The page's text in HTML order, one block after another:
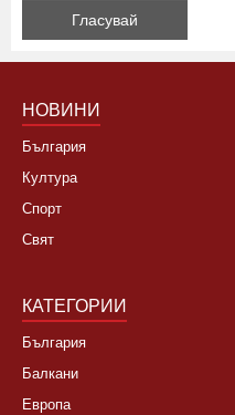
НОВИНИ
България
Култура
Спорт
Свят
КАТЕГОРИИ
България
Балкани
Европа